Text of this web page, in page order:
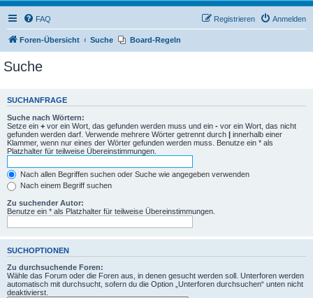
FAQ Anmelden
Registrieren
Foren-Übersicht Suche Board-Regeln
Suche
SUCHANFRAGE
Suche nach Wörtern:
Setze ein + vor ein Wort, das gefunden werden muss und ein - vor ein Wort, das nicht
gefunden werden darf. Verwende mehrere Wörter getrennt durch | innerhalb einer
Klammer, wenn nur eines der Wörter gefunden werden muss. Benutze ein * als
Platzhalter für teilweise Übereinstimmungen.
Nach allen Begriffen suchen oder Suche wie angegeben verwenden
Nach einem Begriff suchen
Zu suchender Autor:
Benutze ein * als Platzhalter für teilweise Übereinstimmungen.
SUCHOPTIONEN
Zu durchsuchende Foren:
Wähle das Forum oder die Foren aus, in denen gesucht werden soll. Unterforen werden
automatisch mit durchsucht, sofern du die Option „Unterforen durchsuchen“ unten nicht
deaktivierst.